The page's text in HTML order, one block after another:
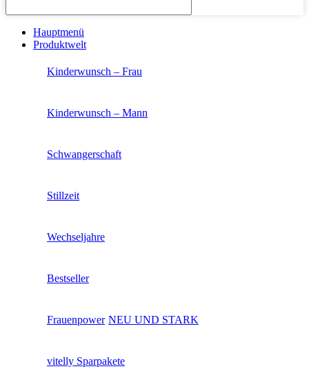
Hauptmenü
Produktwelt
Kinderwunsch – Frau
Kinderwunsch – Mann
Schwangerschaft
Stillzeit
Wechseljahre
Bestseller
Frauenpower NEU UND STARK
vitelly Sparpakete